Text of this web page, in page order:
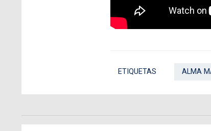
ETIQUETAS ALMA